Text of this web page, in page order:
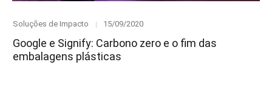
Category
Soluções de Impacto
Posted
15/09/2020
Google e Signify: Carbono zero e o fim das
embalagens plásticas